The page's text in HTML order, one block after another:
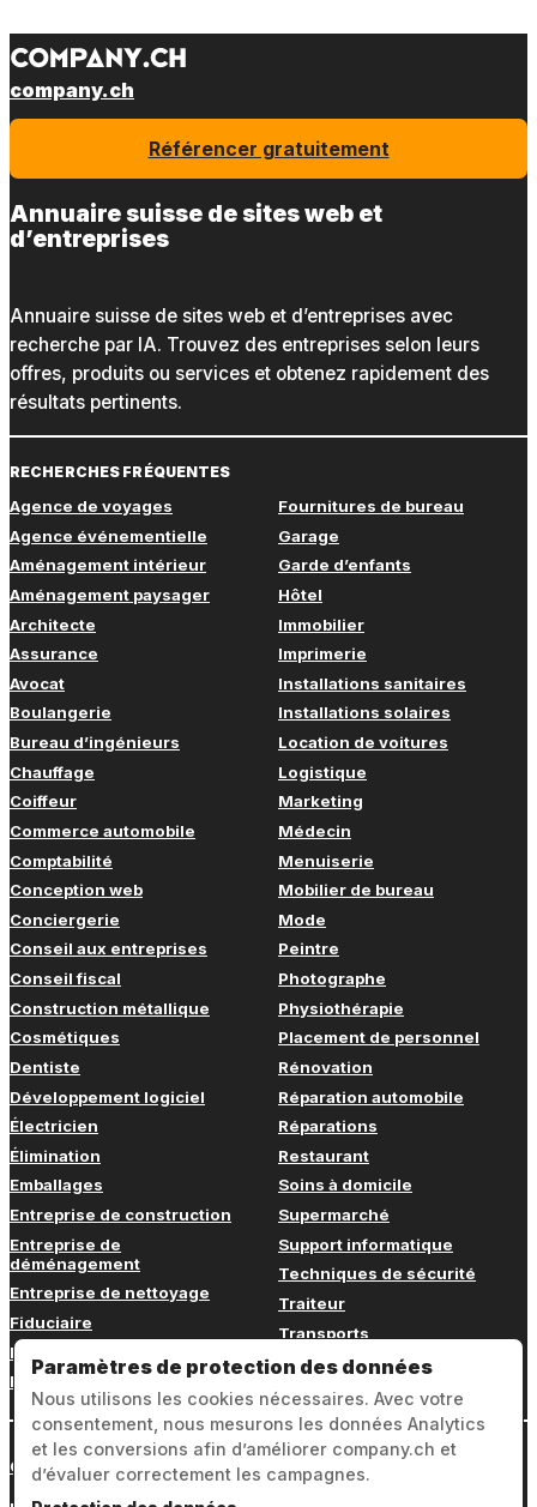
company.ch
Référencer gratuitement
Annuaire suisse de sites web et
d’entreprises
Annuaire suisse de sites web et d’entreprises avec
recherche par IA. Trouvez des entreprises selon leurs
offres, produits ou services et obtenez rapidement des
résultats pertinents.
RECHERCHES FRÉQUENTES
Agence de voyages
Agence événementielle
Aménagement intérieur
Aménagement paysager
Architecte
Assurance
Avocat
Boulangerie
Bureau d’ingénieurs
Chauffage
Coiffeur
Commerce automobile
Comptabilité
Conception web
Conciergerie
Conseil aux entreprises
Conseil fiscal
Construction métallique
Cosmétiques
Dentiste
Développement logiciel
Électricien
Élimination
Emballages
Entreprise de construction
Entreprise de
déménagement
Entreprise de nettoyage
Fiduciaire
Fitness
Formation continue
Fournitures de bureau
Garage
Garde d’enfants
Hôtel
Immobilier
Imprimerie
Installations sanitaires
Installations solaires
Location de voitures
Logistique
Marketing
Médecin
Menuiserie
Mobilier de bureau
Mode
Peintre
Photographe
Physiothérapie
Placement de personnel
Rénovation
Réparation automobile
Réparations
Restaurant
Soins à domicile
Supermarché
Support informatique
Techniques de sécurité
Traiteur
Transports
Vétérinaire
Connexion
Paramètres de protection des données
Nous utilisons les cookies nécessaires. Avec votre
consentement, nous mesurons les données Analytics
et les conversions afin d’améliorer company.ch et
d’évaluer correctement les campagnes.